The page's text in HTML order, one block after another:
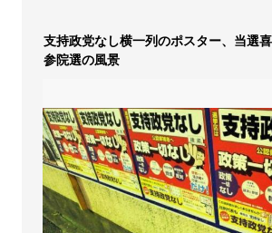
支持政党なし横一列のポスター、当選
参院選の風景